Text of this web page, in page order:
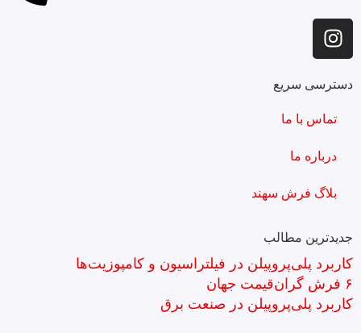
دسترسی سریع
تماس با ما
درباره ما
بلاگ فرش سهند
جدیدترین مطالب
کاربرد پلی‌پروپیلن در فیلتراسیون و کامپوزیت‌ها
۶ فرش گران‌قیمت جهان
کاربرد پلی‌پروپیلن در صنعت برق